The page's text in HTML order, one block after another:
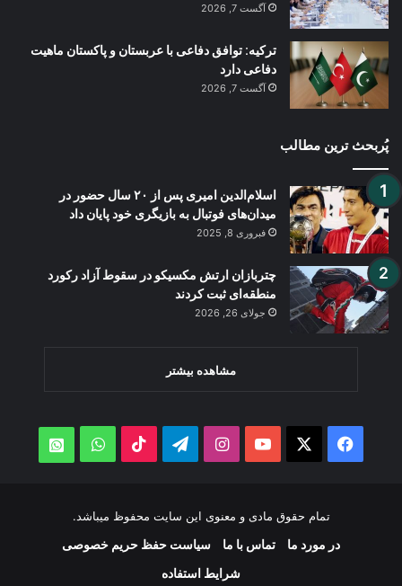
آگست 7, 2026
ترکیه: توافق دفاعی با عربستان و پاکستان ماهیت
دفاعی دارد
آگست 7, 2026
پُربحث ترین مطالب
اسلام‌الدین امیری پس از ۲۰ سال حضور در
میدان‌های فوتبال به بازیگری خود پایان داد
فبروری 8, 2025
چتربازان ارتش مکسیکو در سقوط آزاد رکورد
منطقه‌ای ثبت کردند
جولای 26, 2026
مشاهده بیشتر
Facebook
YouTube
Instagram
Telegram
TikTok
WhatsApp
تمام حقوق مادی و معنوی این سایت محفوظ میباشد.
در مورد ما تماس با ما
سیاست حفظ حریم خصوصی
شرایط استفاده